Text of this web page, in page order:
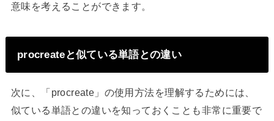
意味を考えることができます。
procreateと似ている単語との違い
次に、「procreate」の使用方法を理解するためには、
似ている単語との違いを知っておくことも非常に重要で